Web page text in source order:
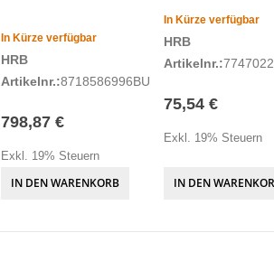
In Kürze verfügbar
HRB
Artikelnr.:8718586996BU
798,87 €
Exkl. 19% Steuern
IN DEN WARENKORB
In Kürze verfügbar
HRB
Artikelnr.:
75,54 €
Exkl. 19% Steuern
IN DEN